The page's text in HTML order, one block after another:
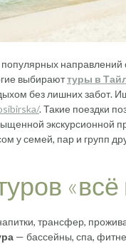
направлений
выбираюттуры в
без лишних
. Такие поездки
экскурсионной
у семей, пар и групп
«всё
трансфер,
— бассейны, спа,